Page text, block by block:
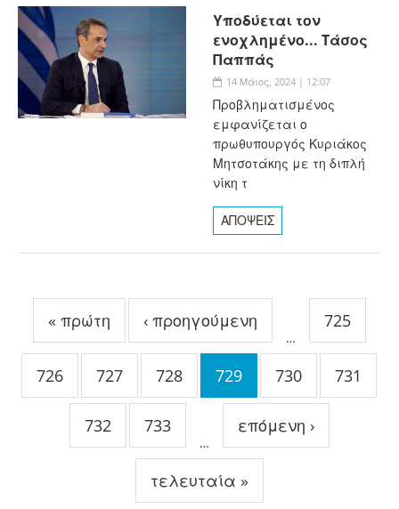
Υποδύεται τον
ενοχλημένο... Tάσος
Παππάς
14 Μάιος, 2024 | 12:07
Προβληματισμένος
εμφανίζεται ο
πρωθυπουργός Κυριάκος
Μητσοτάκης με τη διπλή
νίκη τ
ΑΠΟΨΕΙΣ
« πρώτη ‹ προηγούμενη
…
725
726 727 728 729 730 731
732 733
…
επόμενη ›
τελευταία »